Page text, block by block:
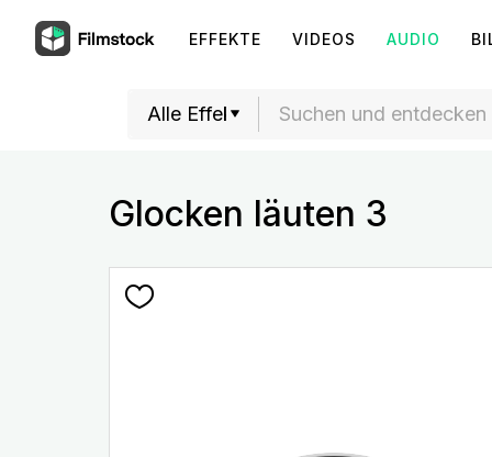
EFFEKTE VIDEOS AUDIO
Glocken läuten 3